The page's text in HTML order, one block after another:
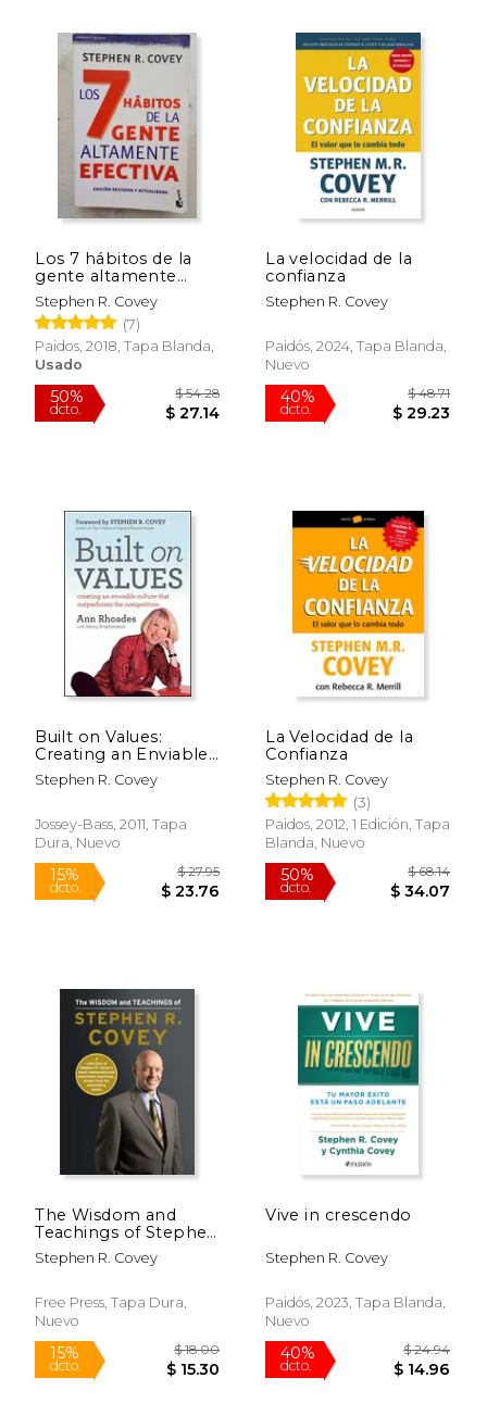
15%
dcto.
50%
dcto.
40%
dcto.
50%
dcto.
Los 7 hábitos de la
gente altamente
efectiva
Stephen R. Covey
(7)
Paidos, 2018, Tapa Blanda,
Usado
La velocidad de la
confianza
Stephen R. Covey
Paidós, 2024, Tapa Blanda,
Nuevo
Built on Values:
Creating an Enviable
Culture that
Outperforms the
Inglés)
Stephen R. Covey
Jossey-Bass, 2011, Tapa
Dura, Nuevo
La Velocidad de la
Confianza
Stephen R. Covey
(3)
Paidos, 2012, 1 Edición, Tapa
Blanda, Nuevo
The Wisdom and
Teachings of Stephen
R. Covey (en Inglés)
Stephen R. Covey
Free Press, Tapa Dura,
Nuevo
Vive in crescendo
Stephen R. Covey
Paidós, 2023, Tapa Blanda,
Nuevo